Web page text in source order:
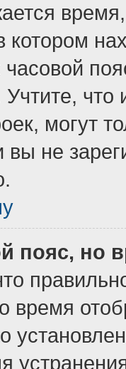
котором
что
могут
вы не
пояс, но
время